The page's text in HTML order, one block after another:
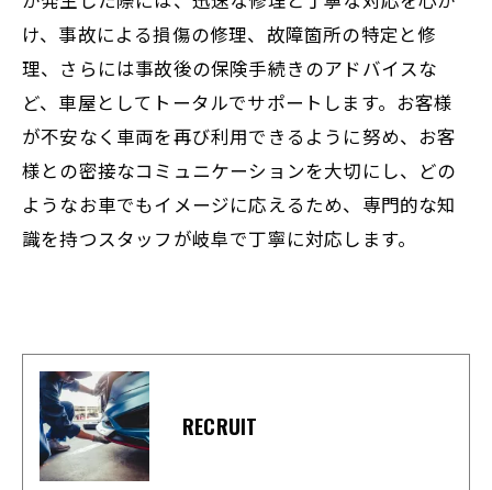
け、事故による損傷の修理、故障箇所の特定と修
理、さらには事故後の保険手続きのアドバイスな
ど、車屋としてトータルでサポートします。お客様
が不安なく車両を再び利用できるように努め、お客
様との密接なコミュニケーションを大切にし、どの
ようなお車でもイメージに応えるため、専門的な知
識を持つスタッフが岐阜で丁寧に対応します。
RECRUIT